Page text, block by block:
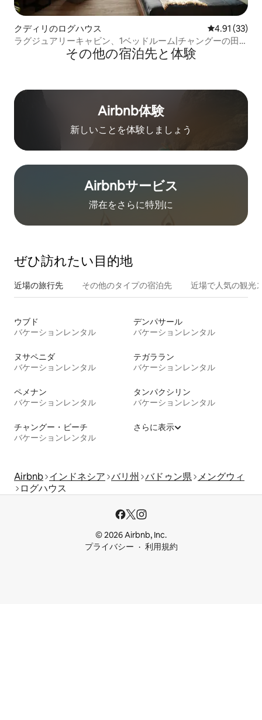
クディリのログハウス レビュー33
4.91 (33)
ラグジュアリーキャビン、1ベッドルーム|チャングーの田ん
その他の宿⁠泊⁠先と体⁠験
Airbnb体験
新しいことを体験しましょう
Airbnb⁠サ⁠ー⁠ビ⁠ス
滞在をさ⁠ら⁠に特⁠別⁠に
ぜひ訪⁠れ⁠た⁠い目⁠的⁠地
近場の旅行先 その他のタ⁠イ⁠プ⁠の宿⁠泊⁠先 近場で人気の観光
ウブド
バケーションレンタル
デンパサール
バケーションレンタル
ヌサペニダ
バケーションレンタル
テガララン
バケーションレンタル
ペメナン
バケーションレンタル
タンパクシリン
バケーションレンタル
チャングー・ビーチ
バケーションレンタル
さらに表示
Airbnb インドネシア バリ州 バドゥン県 メングウィ
ログハウス
© 2026 Airbnb, Inc.
プライバシー
利用規約